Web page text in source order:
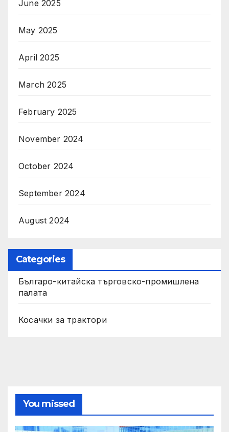
June 2025
May 2025
April 2025
March 2025
February 2025
November 2024
October 2024
September 2024
August 2024
Categories
Българо-китайска търговско-промишлена
палата
Косачки за трактори
You missed